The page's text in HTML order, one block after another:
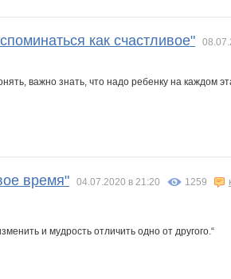
как счастливое"
важно знать, что надо ребенку на каждом
время" 04.07.2020 в 21:20 1259
и мудрость отличить одно от другого.“